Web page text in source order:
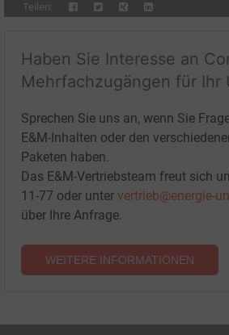
Teilen:
Haben Sie Interesse an
Mehrfachzugängen für Ihr
Sprechen Sie uns an, wenn Sie
E&M-Inhalten oder den
Paketen haben.
Das E&M-Vertriebsteam freut sich
11-77 oder unter vertrieb@energie-
über Ihre Anfrage.
WEITERE INFORMATIONEN